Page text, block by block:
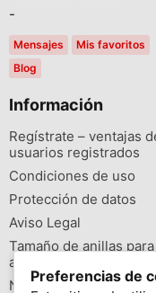
-
Mensajes
Mis favoritos
Blog
Información
Regístrate – ventajas
usuarios registrados
Condiciones de uso
Protección de datos
Aviso Legal
Tamaño de anillas para
aves
Newsletter
Preferencias de